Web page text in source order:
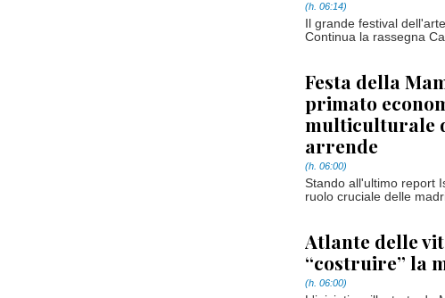
(h. 06:14)
Il grande festival
Continua la rassegna
Festa della
primato
multiculturale
arrende
(h. 06:00)
Stando all'ultimo report
ruolo cruciale delle
Atlante delle
“costruire” la
(h. 06:00)